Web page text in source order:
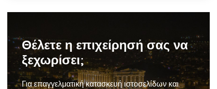
Θέλετε η επιχείρησή σας να
ξεχωρίσει;
Για επαγγελματικήκατασκευή ιστοσελίδων και